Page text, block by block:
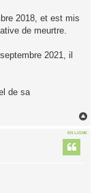
2018, et est mis
de meurtre.
2021, il
de sa
EN LIGNE